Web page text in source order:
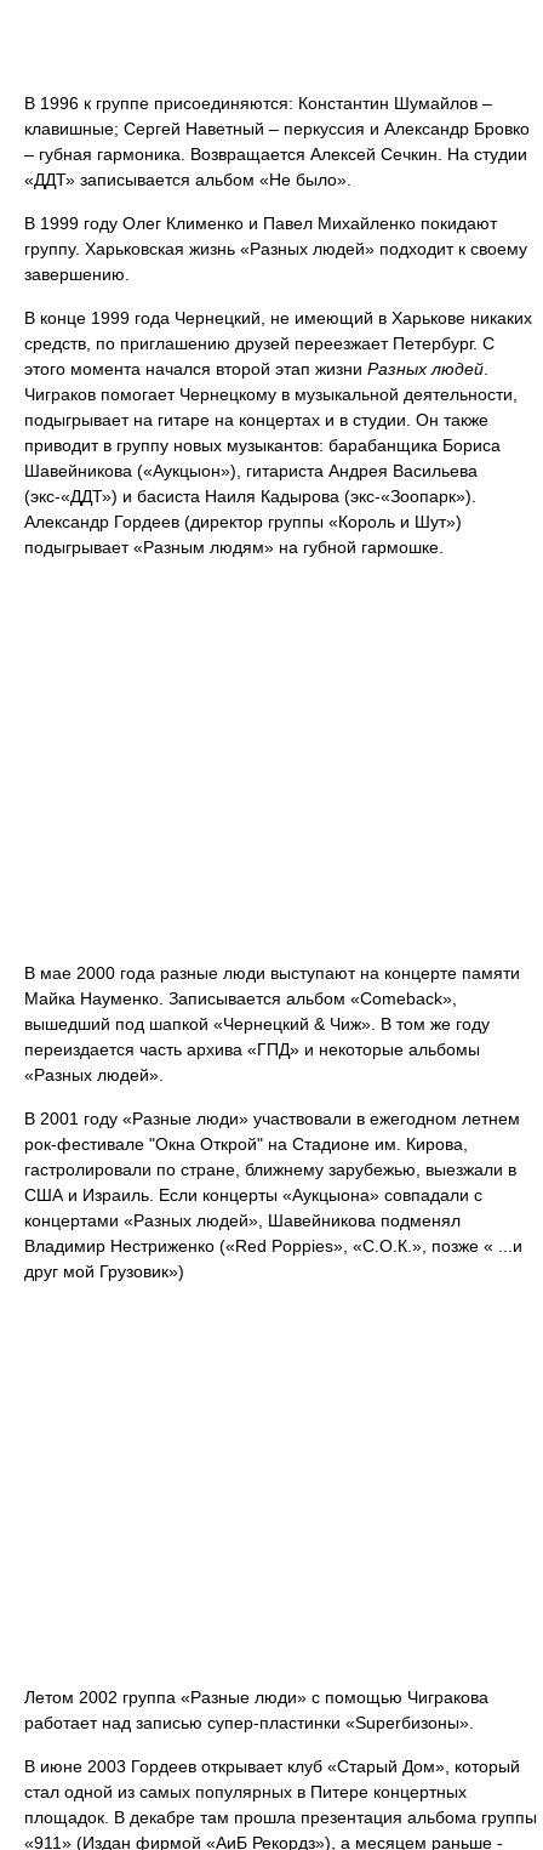
В 1996 к группе присоединяются: Константин Шумайлов –
клавишные; Сергей Наветный – перкуссия и Александр Бровко
– губная гармоника. Возвращается Алексей Сечкин. На студии
«ДДТ» записывается альбом «Не было».
В 1999 году Олег Клименко и Павел Михайленко покидают
группу. Харьковская жизнь «Разных людей» подходит к своему
завершению.
В конце 1999 года Чернецкий, не имеющий в Харькове никаких
средств, по приглашению друзей переезжает Петербург. С
этого момента начался второй этап жизни Разных людей
Чиграков помогает Чернецкому в музыкальной деятельности,
подыгрывает на гитаре на концертах и в студии. Он также
приводит в группу новых музыкантов: барабанщика Бориса
Шавейникова («Аукцыон»), гитариста Андрея Васильева
(экс-«ДДТ») и басиста Наиля Кадырова (экс-«Зоопарк»).
Александр Гордеев (директор группы «Король и Шут»)
подыгрывает «Разным людям» на губной гармошке.
В мае 2000 года разные люди выступают на концерте памяти
Майка Науменко. Записывается альбом «Comeback»,
вышедший под шапкой «Чернецкий & Чиж». В том же году
переиздается часть архива «ГПД» и некоторые альбомы
«Разных людей».
В 2001 году «Разные люди» участвовали в ежегодном летнем
рок-фестивале "Окна Открой" на Стадионе им. Кирова,
гастролировали по стране, ближнему зарубежью, выезжали в
США и Израиль. Если концерты «Аукцыона» совпадали с
концертами «Разных людей», Шавейникова подменял
Владимир Нестриженко («Red Poppies», «С.О.К.», позже « ...и
друг мой Грузовик»)
Летом 2002 группа «Разные люди» с помощью Чигракова
работает над записью супер-пластинки «Superбизоны».
В июне 2003 Гордеев открывает клуб «Старый Дом», который
стал одной из самых популярных в Питере концертных
площадок. В декабре там прошла презентация альбома группы
«911» (Издан фирмой «АиБ Рекордз»), а месяцем раньше -